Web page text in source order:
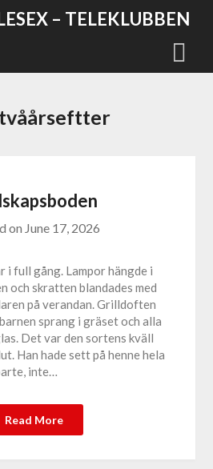
– TELEKLUBBEN
tvåårseftter
on June 17, 2026
i full gång. Lampor hängde i
och skratten blandades med
på verandan. Grilldoften
sprang i gräset och alla
Det var den sortens kväll
Han hade sett på henne hela
inte…
Read More